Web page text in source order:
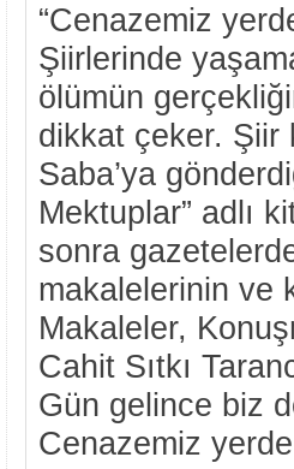
“Cenazemiz
Şiirlerinde
ölümün
dikkat çeker. Şiir
Saba’ya
Mektuplar” adlı
sonra
makalelerinin ve
Makaleler,
Cahit Sıtkı
Gün gelince biz
Cenazemiz